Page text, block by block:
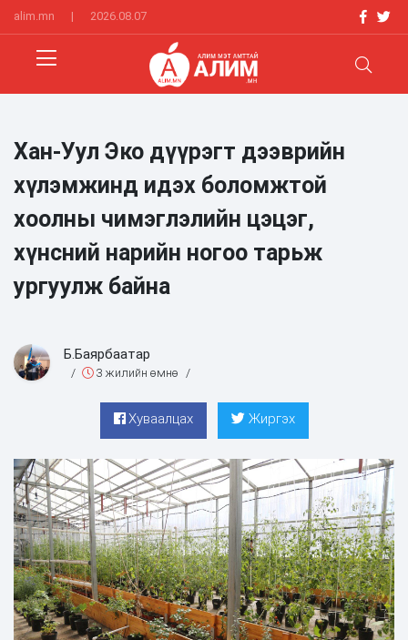
alim.mn | 2026.08.07
Хан-Уул Эко дүүрэгт дээврийн
хүлэмжинд идэх боломжтой
хоолны чимэглэлийн цэцэг,
хүнсний нарийн ногоо тарьж
ургуулж байна
Б.Баярбаатар
/ 3 жилийн өмнө /
Хуваалцах Жиргэх